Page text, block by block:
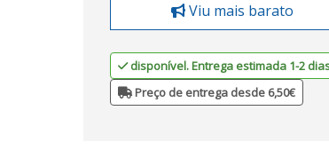
Viu mais barato
disponível. Entrega estimada 1-2
Preço de entrega desde 6,50€